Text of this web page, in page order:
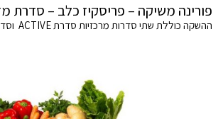
פורינה משיקה – פריסקיז כלב – סדרת
ההשקה כוללת שתי סדרות מרכזיות סדרת ACTIVE וסדרת BALANCE